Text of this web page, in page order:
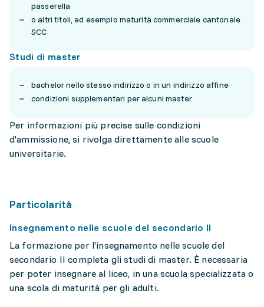
passerella
o altri titoli, ad esempio maturità commerciale cantonale
SCC
Studi di master
bachelor nello stesso indirizzo o in un indirizzo affine
condizioni supplementari per alcuni master
Per informazioni più precise sulle condizioni
d'ammissione, si rivolga direttamente alle scuole
universitarie.
Particolarità
Insegnamento nelle scuole del secondario II
La formazione per l’insegnamento nelle scuole del
secondario II completa gli studi di master. È necessaria
per poter insegnare al liceo, in una scuola specializzata o
una scola di maturità per gli adulti.